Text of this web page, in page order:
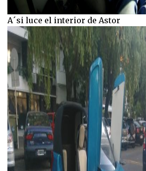
A´si luce el interior de Astor